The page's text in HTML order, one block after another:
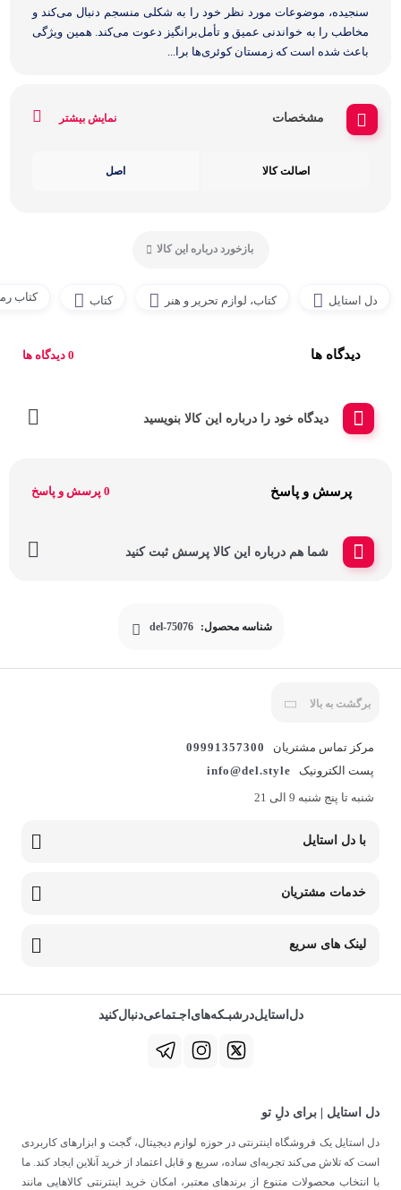
سنجیده، موضوعات مورد نظر خود را به شکلی منسجم دنبال می‌کند و
مخاطب را به خواندنی عمیق و تأمل‌برانگیز دعوت می‌کند. همین ویژگی
باعث شده است که زمستان کوئری‌ها برا...
مشخصات نمایش بیشتر
اصالت کالا اصل
بازخورد درباره این کالا
دل استایل کتاب، لوازم تحریر و هنر کتاب کتاب
دیدگاه ها 0 دیدگاه ها
دیدگاه خود را درباره این کالا بنویسید
پرسش و پاسخ 0 پرسش و پاسخ
شما هم درباره این کالا پرسش ثبت کنید
شناسه محصول: del-75076
برگشت به بالا
مرکز تماس مشتریان
09991357300
پست الکترونیک
info@del.style
شنبه تا پنج شنبه 9 الی 21
با دل استایل
خدمات مشتریان
لینک های سریع
دل‌استایل‌در‌‌شبـکه‌های‌اجـتماعی‌دنبال‌کنید
دل استایل | برای دلِ تو
دل استایل یک فروشگاه اینترنتی در حوزه لوازم دیجیتال، گجت و ابزارهای کاربردی
است که تلاش می‌کند تجربه‌ای ساده، سریع و قابل اعتماد از خرید آنلاین ایجاد کند. ما
با انتخاب محصولات متنوع از برندهای معتبر، امکان خرید اینترنتی کالاهایی مانند